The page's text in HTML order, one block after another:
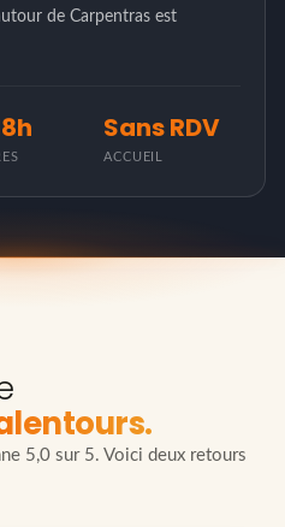
de Carpentras est
Sans RDV
ACCUEIL
5,0 sur 5. Voici deux retours